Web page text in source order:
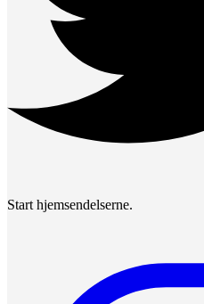
Start hjemsendelserne.